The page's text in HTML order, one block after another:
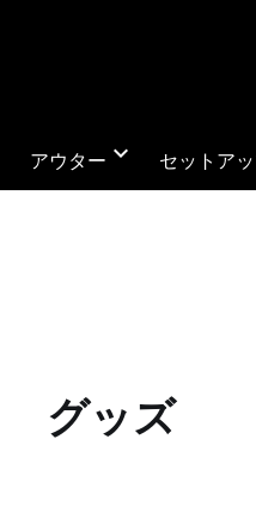
アウター expand_more セットア
グッズ